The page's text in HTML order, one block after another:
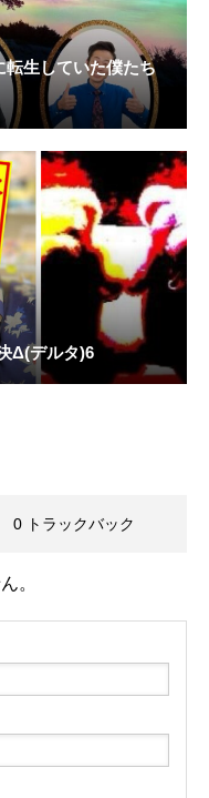
転生していた僕たち
Δ(デルタ)6
0 トラックバック
。